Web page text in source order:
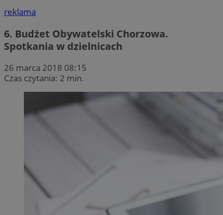
reklama
6. Budżet Obywatelski Chorzowa.
Spotkania w dzielnicach
26 marca 2018 08:15
Czas czytania: 2 min.